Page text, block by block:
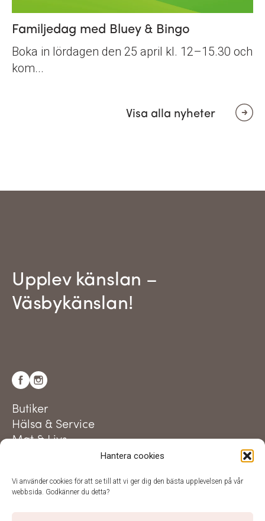
Hantera cookies
Vi använder cookies för att se till att vi ger dig den bästa upplevelsen på vår
webbsida. Godkänner du detta?
Familjedag med Bluey & Bingo
Boka in lördagen den 25 april kl. 12–15.30 och
kom...
Visa alla nyheter
Upplev känslan –
Väsbykänslan!
Butiker
Hälsa & Service
Mat & Livs
Besöksinformation
Trivselregler